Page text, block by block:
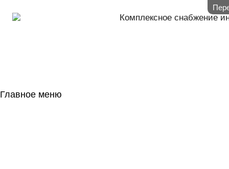
Комплексное снабжение
Главное меню